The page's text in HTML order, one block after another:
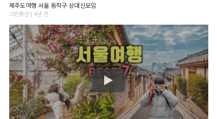
제주도여행 서울 동작구 상대신모임
그린동산 | 4년 전